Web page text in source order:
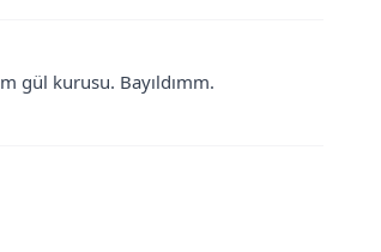
gül kurusu. Bayıldımm.